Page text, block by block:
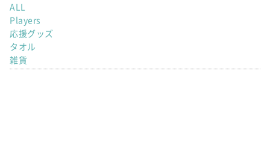
ALL
Players
応援グッズ
タオル
雑貨